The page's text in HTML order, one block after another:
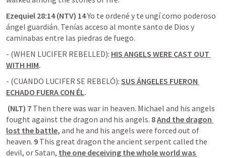
Ezequiel 28:14 (NTV) 14 Yo te ordené y te ungí como poderoso
ángel guardián. Tenías acceso al monte santo de Dios y
caminabas entre las piedras de fuego.
- (WHEN LUCIFER REBELLED): HIS ANGELS WERE CAST OUT
WITH HIM.
- (CUANDO LUCIFER SE REBELÓ): SUS ÁNGELES FUERON
ECHADO FUERA CON ÉL.
(NLT) 7 Then there was war in heaven. Michael and his angels
fought against the dragon and his angels. 8 And the dragon
lost the battle, and he and his angels were forced out of
heaven. 9 This great dragon the ancient serpent called the
devil, or Satan, the one deceiving the whole world was